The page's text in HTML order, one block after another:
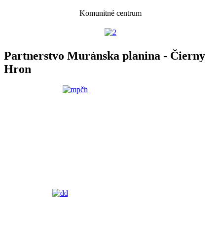
Komunitné centrum
Partnerstvo Muránska planina - Čierny
Hron